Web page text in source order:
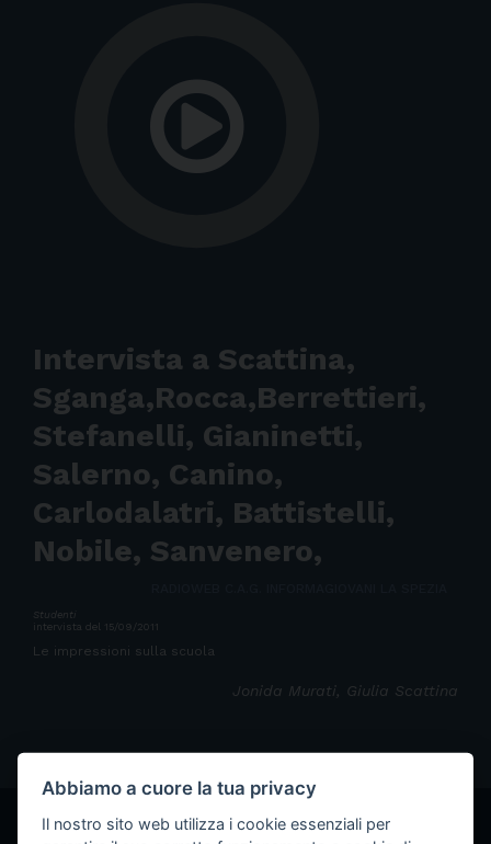
Intervista a Scattina,
Sganga,Rocca,Berrettieri,
Stefanelli, Gianinetti,
Salerno, Canino,
Carlodalatri, Battistelli,
Nobile, Sanvenero,
Studenti
intervista del 15/09/2011
Le impressioni sulla scuola
Jonida Murati, Giulia Scattina
LE ALTRE INTERVISTE DI RADIOWEB
Tutti i contributi
Abbiamo a cuore la tua privacy
Il nostro sito web utilizza i cookie essenziali per